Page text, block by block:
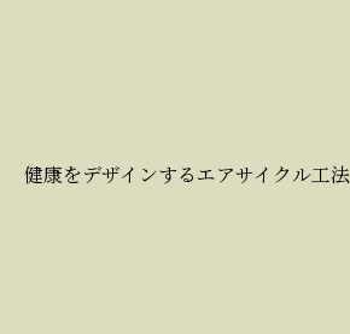
健康をデザインするエアサイクル工法